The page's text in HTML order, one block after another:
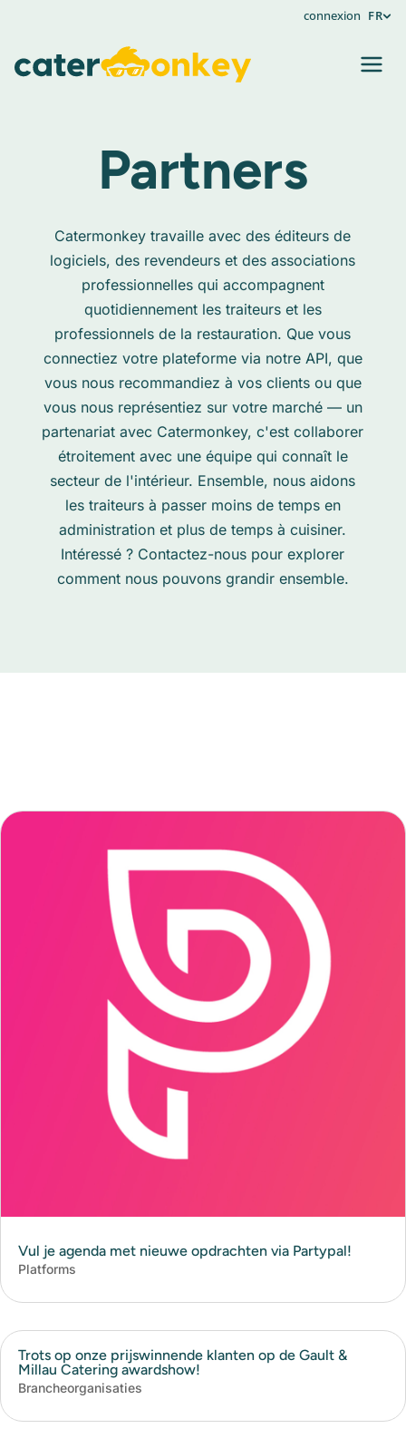
connexion FR
Partners
Catermonkey travaille avec des éditeurs de
logiciels, des revendeurs et des associations
professionnelles qui accompagnent
quotidiennement les traiteurs et les
professionnels de la restauration. Que vous
connectiez votre plateforme via notre API, que
vous nous recommandiez à vos clients ou que
vous nous représentiez sur votre marché — un
partenariat avec Catermonkey, c'est collaborer
étroitement avec une équipe qui connaît le
secteur de l'intérieur. Ensemble, nous aidons
les traiteurs à passer moins de temps en
administration et plus de temps à cuisiner.
Intéressé ? Contactez-nous pour explorer
comment nous pouvons grandir ensemble.
Vul je agenda met nieuwe opdrachten via Partypal!
Platforms
Trots op onze prijswinnende klanten op de Gault &
Millau Catering awardshow!
Brancheorganisaties